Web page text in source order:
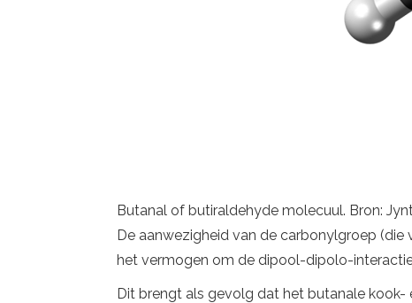
Butanal of butiraldehyde molecuul. Bron:
De aanwezigheid van de carbonylgroep
het vermogen om de dipool-dipolo-
Dit brengt als gevolg dat het butanale